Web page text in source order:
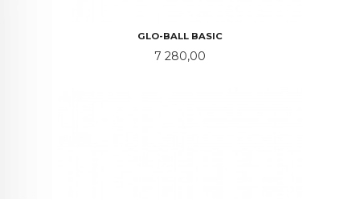
GLO-BALL BASIC
Pris
7 280,00